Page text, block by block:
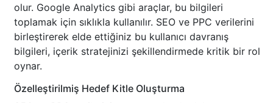
olur. Google Analytics gibi araçlar, bu bilgileri
toplamak için sıklıkla kullanılır. SEO ve PPC verilerini
birleştirerek elde ettiğiniz bu kullanıcı davranış
bilgileri, içerik stratejinizi şekillendirmede kritik bir rol
oynar.
Özelleştirilmiş Hedef Kitle Oluşturma